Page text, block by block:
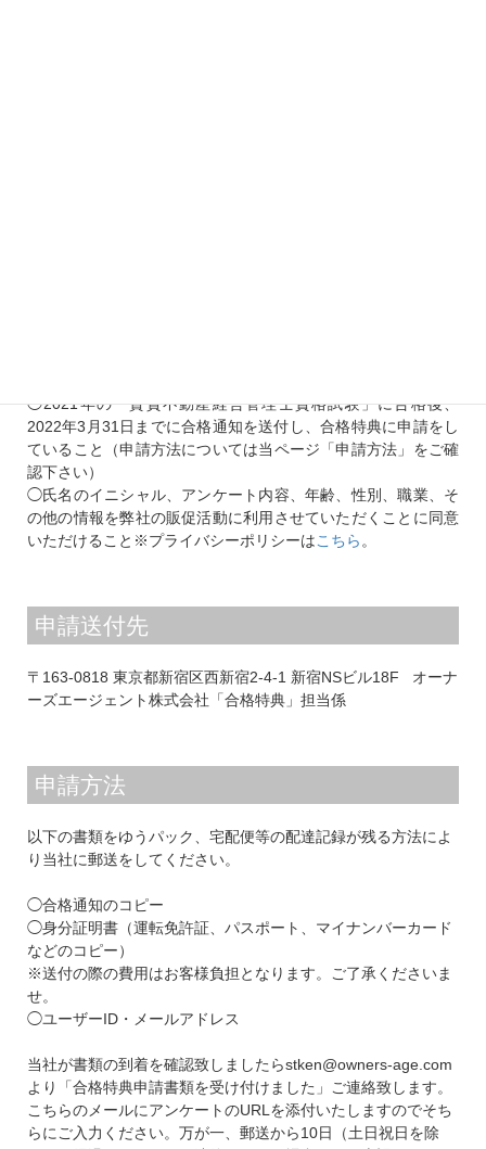
◯2021年の「賃貸不動産経営管理士資格試験」に合格後、
2022年3月31日までに合格通知を送付し、合格特典に申請をし
ていること（申請方法については当ページ「申請方法」をご確
認下さい）
◯氏名のイニシャル、アンケート内容、年齢、性別、職業、そ
の他の情報を弊社の販促活動に利用させていただくことに同意
いただけること※プライバシーポリシーはこちら 。
申請送付先
〒163-0818 東京都新宿区西新宿2-4-1 新宿NSビル18F オーナ
ーズエージェント株式会社「合格特典」担当係
申請方法
以下の書類をゆうパック、宅配便等の配達記録が残る方法によ
り当社に郵送をしてください。
◯合格通知のコピー
◯身分証明書（運転免許証、パスポート、マイナンバーカード
などのコピー）
※送付の際の費用はお客様負担となります。ご了承くださいま
せ。
◯ユーザーID・メールアドレス
当社が書類の到着を確認致しましたらstken@owners-age.com
より「合格特典申請書類を受け付けました」ご連絡致します。
こちらのメールにアンケートのURLを添付いたしますのでそち
らにご入力ください。万が一、郵送から10日（土日祝日を除